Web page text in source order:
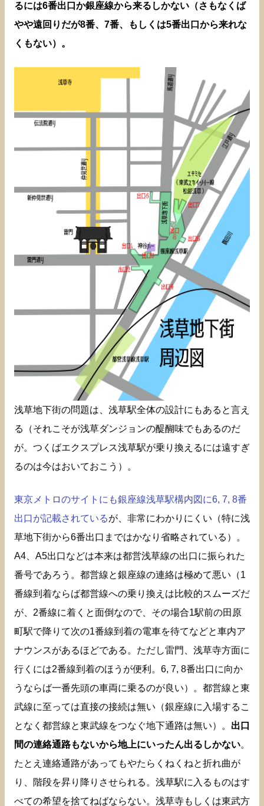
るには6番出口か銀座線から来るしかない（さもなくば
やや遠回りだが8番、7番、もしくは5番出口から来れな
くもない）。
浅草地下街の問題は、浅草駅全体の設計にもあると言え
る（それこそが浅草ダンジョンの醍醐味でもあるのだ
が。つくばエクスプレス浅草駅が乗り換えるには遠すぎ
るのは今はおいておこう）。
東京メトロのサイトにも銀座線浅草駅構内図に6, 7, 8番
出口が記載されているが、非常にわかりにくい（特に浅
草地下街から6番出口まではかなり省略されている）。
A4、A5出口などは本来は都営浅草線の出口に振られた
番号であろう。都営線と銀座線の連絡は極めて悪い（1
番線到着ならば都営線への乗り換えは比較的スムーズだ
が、2番線に着くと面倒なので、その場合1駅前の田原
町駅で降りて次の1番線到着の電車を待てなどと車内ア
ナウンスがあるほどである。ただし雷門、浅草寺方面に
行くには2番線到着のほうが便利。6, 7, 8番出口に向か
うならば一番先頭の車両に乗るのが良い）。都営線と東
武線に至っては直接の接続は無い（銀座線に入場するこ
となく都営線と東武線をつなぐ地下通路は無い）。 出口
間の連絡通路もないから地上にいったん出るしかない。
たとえ連絡通路があってもやたらくねくねと折れ曲が
り、階段を昇り降りさせられる。浅草駅に入るものはす
べての希望を捨てねばならない。浅草寺もしくは東武方